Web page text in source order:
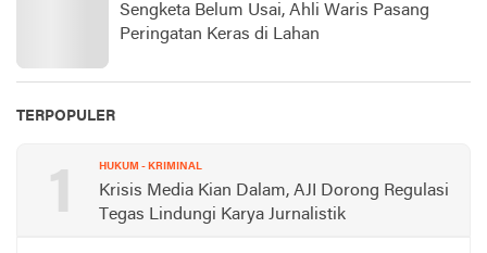
Sengketa Belum Usai, Ahli Waris Pasang
Peringatan Keras di Lahan
TERPOPULER
1 HUKUM - KRIMINAL
Krisis Media Kian Dalam, AJI Dorong Regulasi
Tegas Lindungi Karya Jurnalistik